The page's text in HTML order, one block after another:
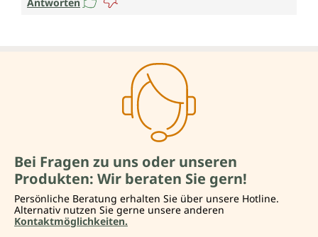
Bei Fragen zu uns oder unseren
Produkten: Wir beraten Sie gern!
Persönliche Beratung erhalten Sie über unsere Hotline.
Alternativ nutzen Sie gerne unsere anderen
Kontaktmöglichkeiten.